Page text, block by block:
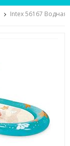
Intex 56167 Водная